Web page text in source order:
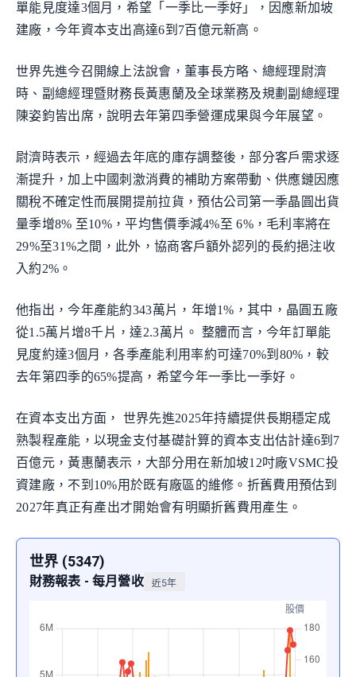
單能見度達3個月，希望「一季比一季好」，因應新加坡
建廠，今年資本支出高達6到7百億元新高。
世界先進今召開線上法說會，董事長方略、總經理尉濟
時、副總經理暨財務長黃惠蘭及全球業務及規劃副總經理
陳姿鈞皆出席，說明去年第四季營運成果與今年展望。
尉濟時表示，經過去年底的庫存調整後，部分客戶需求逐
漸提升，加上中國刺激消費的補助方案帶動、供應鏈因應
關稅不確定性而展開提前拉貨，預估公司第一季晶圓出貨
量季增8% 至10%，平均售價季減4%至 6%，毛利率將在
29%至31%之間，此外，協商客戶額外認列的長約挹注收
入約2%。
他指出，今年產能約343萬片，年增1%，其中，晶圓五廠
從1.5萬片增8千片，達2.3萬片。 整體而言，今年訂單能
見度約達3個月，各季產能利用率約可達70%到80%，較
去年第四季的65%提高，希望今年一季比一季好。
在資本支出方面， 世界先進2025年持續提供長期穩定成
熟製程產能，以現金支付基礎計算的資本支出估計達6到7
百億元，黃惠蘭表示，大部分用在新加坡12吋廠VSMC投
資建廠，不到10%用於既有廠區的維修。折舊費用預估到
2027年真正有產出才開始會有明顯折舊費用產生。